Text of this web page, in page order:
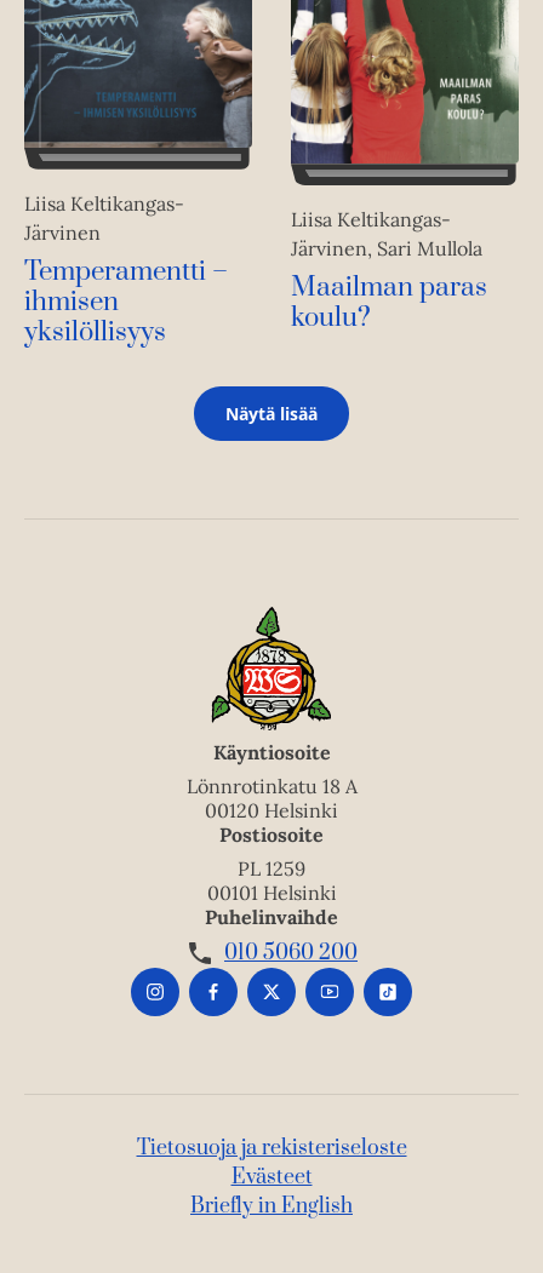
Liisa Keltikangas-
Järvinen
Temperamentti –
ihmisen
yksilöllisyys
Liisa Keltikangas-
Järvinen, Sari Mullola
Maailman paras
koulu?
Näytä lisää
Käyntiosoite
Lönnrotinkatu 18 A
00120 Helsinki
Postiosoite
PL 1259
00101 Helsinki
Puhelinvaihde
010 5060 200
Tietosuoja ja rekisteriseloste
Evästeet
Briefly in English